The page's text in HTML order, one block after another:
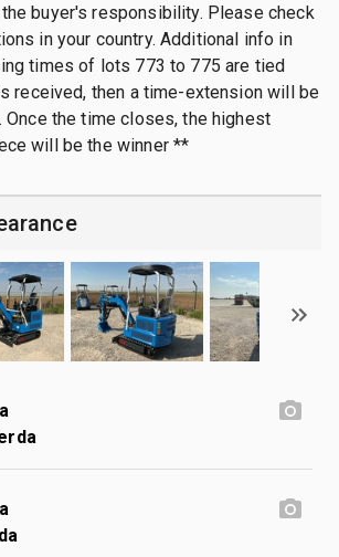
buyer's responsibility. Please check
in your country. Additional info in
times of lots 773 to 775 are tied
received, then a time-extension will be
the time closes, the highest
will be the winner **